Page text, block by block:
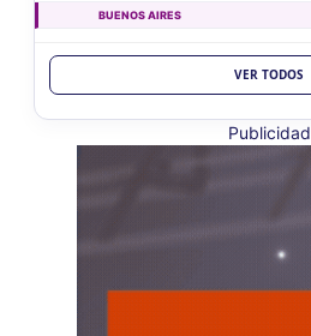
BUENOS AIRES
BUENOS AIRES
Ag. Bs As Reg Gral Retenc 2aQ
CUIT 0-1-2-3-4-5-6-7-8-9-…
LUN
10
10 Agentes RetenciÃ³n Catamarca
VER TODOS
Publicidad